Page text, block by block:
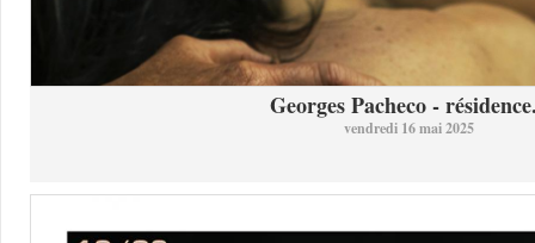
Georges Pacheco -
vendredi 16 mai 2025